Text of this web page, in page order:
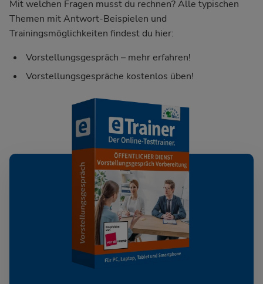
Mit welchen Fragen musst du rechnen? Alle typischen
Themen mit Antwort-Beispielen und
Trainingsmöglichkeiten findest du hier:
Vorstellungsgespräch – mehr erfahren!
Vorstellungsgespräche kostenlos üben!